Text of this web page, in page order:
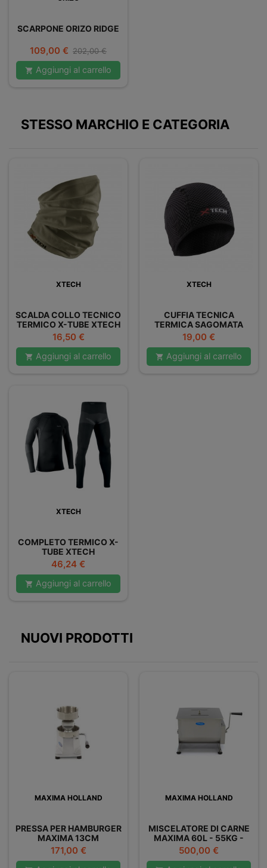
SCARPONE ORIZO RIDGE
Prezzo
109,00 € Prezzo
base
202,00 €
 Aggiungi al carrello
STESSO MARCHIO E CATEGORIA
XTECH
SCALDA COLLO TECNICO
TERMICO X-TUBE XTECH
Prezzo
16,50 €
 Aggiungi al carrello
XTECH
CUFFIA TECNICA
TERMICA SAGOMATA
XT93
Prezzo
19,00 €
 Aggiungi al carrello
XTECH
COMPLETO TERMICO X-
TUBE XTECH
Prezzo
46,24 €
 Aggiungi al carrello
NUOVI PRODOTTI
MAXIMA HOLLAND
PRESSA PER HAMBURGER
MAXIMA 13CM
Prezzo
171,00 €
MAXIMA HOLLAND
MISCELATORE DI CARNE
MAXIMA 60L - 55KG -
DOPPIO
Prezzo
500,00 €